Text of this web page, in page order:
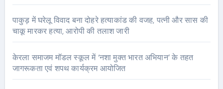
पाकुड़ में घरेलू विवाद बना दोहरे हत्याकांड की वजह, पत्नी और सास की
चाकू मारकर हत्या, आरोपी की तलाश जारी
केरला समाजम मॉडल स्कूल में ‘नशा मुक्त भारत अभियान’ के तहत
जागरूकता एवं शपथ कार्यक्रम आयोजित